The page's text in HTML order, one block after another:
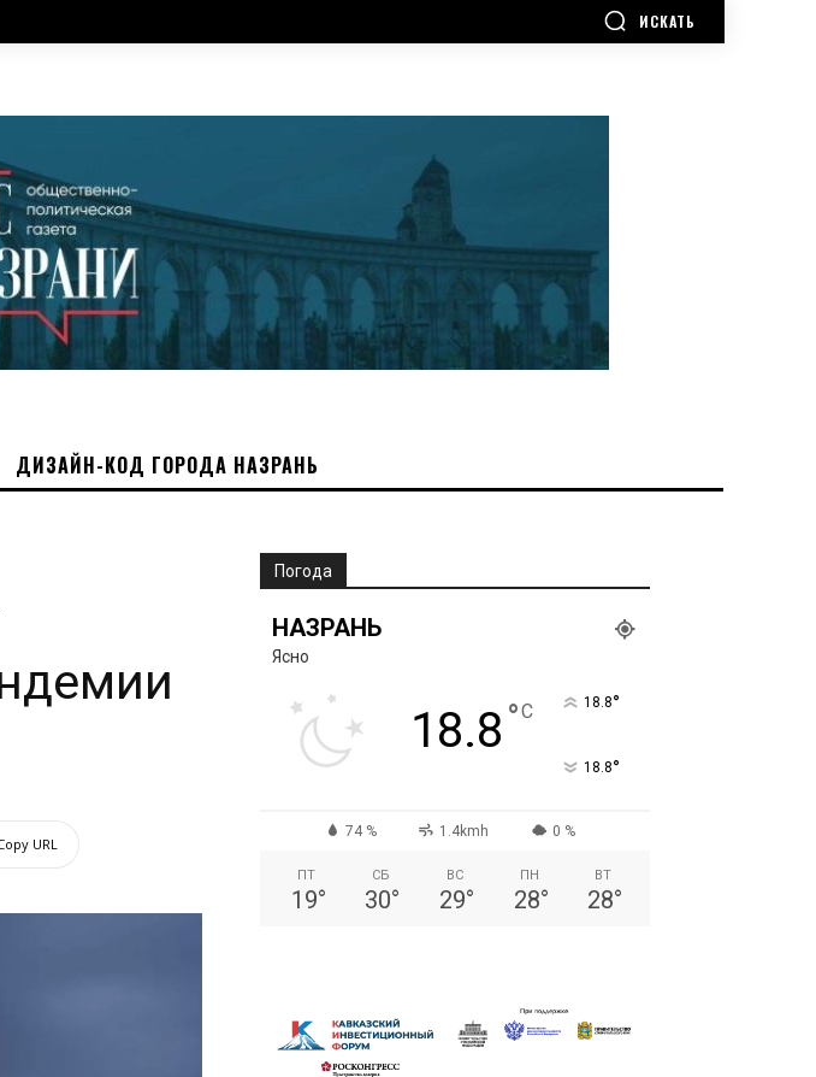
ИСКАТЬ
ДИЗАЙН-КОД ГОРОДА НАЗРАНЬ
URL
Погода
НАЗРАНЬ
Ясно
18.8 °C 18.8°
18.8°
74 % 1.4kmh 0 %
ПТ
19°
СБ
30°
ВС
29°
ПН
28°
ВТ
28°